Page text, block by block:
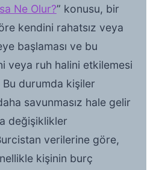
Ne Olur?” konusu, bir
kendini rahatsız veya
başlaması ve bu
veya ruh halini etkilemesi
Bu durumda kişiler
savunmasız hale gelir
değişiklikler
verilerine göre,
kişinin burç